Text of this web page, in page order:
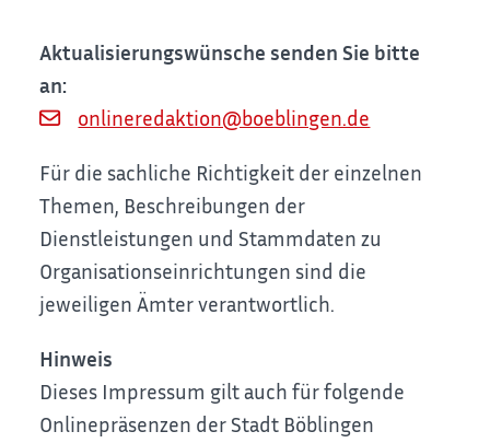
Aktualisierungswünsche senden Sie bitte
an:
onlineredaktion@boeblingen.de
Für die sachliche Richtigkeit der einzelnen
Themen, Beschreibungen der
Dienstleistungen und Stammdaten zu
Organisationseinrichtungen sind die
jeweiligen Ämter verantwortlich.
Hinweis
Dieses Impressum gilt auch für folgende
Onlinepräsenzen der Stadt Böblingen